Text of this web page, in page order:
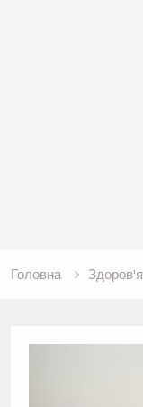
Головна Здоров'я